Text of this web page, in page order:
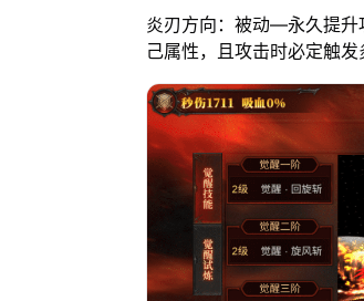
炎刃方向：被动—永久提升
己属性，且攻击时必定触发